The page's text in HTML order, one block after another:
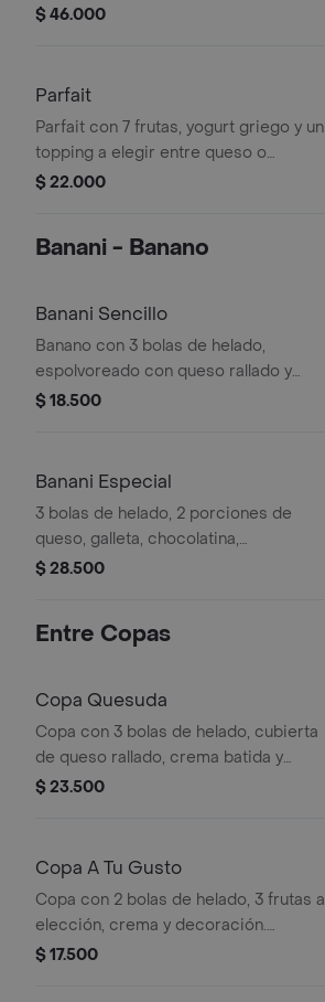
a elegir (zucarita, granola, oreo,
$ 46.000
Parfait
Parfait con 7 frutas, yogurt griego y un
topping a elegir entre queso o
granola.
$ 22.000
Banani - Banano
Banani Sencillo
Banano con 3 bolas de helado,
espolvoreado con queso rallado y
trozos de galleta Oreo.
$ 18.500
Banani Especial
3 bolas de helado, 2 porciones de
queso, galleta, chocolatina,
mashmellows, chantilly y fresas.
$ 28.500
Entre Copas
Copa Quesuda
Copa con 3 bolas de helado, cubierta
de queso rallado, crema batida y
fresas.
$ 23.500
Copa A Tu Gusto
Copa con 2 bolas de helado, 3 frutas a
elección, crema y decoración.
Personaliza con tus frutas favoritas.
$ 17.500